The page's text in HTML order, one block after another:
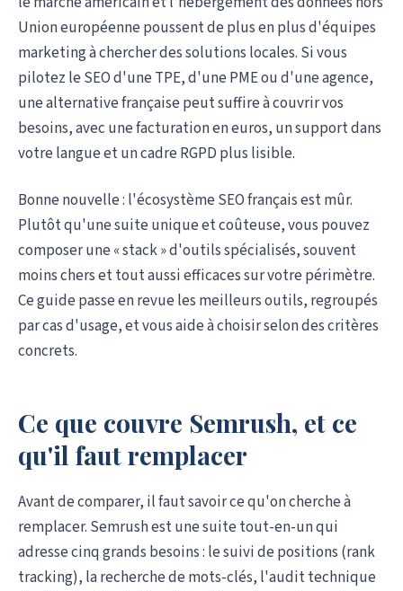
Union européenne poussent de plus en plus d'équipes
marketing à chercher des solutions locales. Si vous
pilotez le SEO d'une TPE, d'une PME ou d'une agence,
une alternative française peut suffire à couvrir vos
besoins, avec une facturation en euros, un support dans
votre langue et un cadre RGPD plus lisible.
Bonne nouvelle : l'écosystème SEO français est mûr.
Plutôt qu'une suite unique et coûteuse, vous pouvez
composer une « stack » d'outils spécialisés, souvent
moins chers et tout aussi efficaces sur votre périmètre.
Ce guide passe en revue les meilleurs outils, regroupés
par cas d'usage, et vous aide à choisir selon des critères
concrets.
Ce que couvre Semrush, et ce
qu'il faut remplacer
Avant de comparer, il faut savoir ce qu'on cherche à
remplacer. Semrush est une suite tout-en-un qui
adresse cinq grands besoins : le suivi de positions (rank
tracking), la recherche de mots-clés, l'audit technique